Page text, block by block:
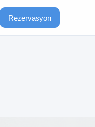
Rezervasyon